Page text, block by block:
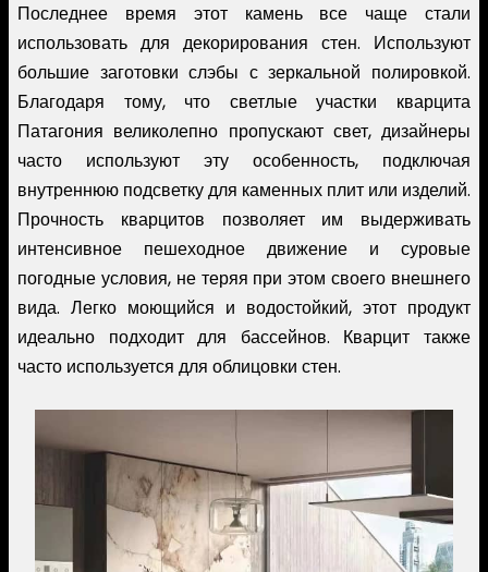
Последнее время этот камень все чаще стали
использовать для декорирования стен. Используют
большие заготовки слэбы с зеркальной полировкой.
Благодаря тому, что светлые участки кварцита
Патагония великолепно пропускают свет, дизайнеры
часто используют эту особенность, подключая
внутреннюю подсветку для каменных плит или изделий.
Прочность кварцитов позволяет им выдерживать
интенсивное пешеходное движение и суровые
погодные условия, не теряя при этом своего внешнего
вида. Легко моющийся и водостойкий, этот продукт
идеально подходит для бассейнов. Кварцит также
часто используется для облицовки стен.